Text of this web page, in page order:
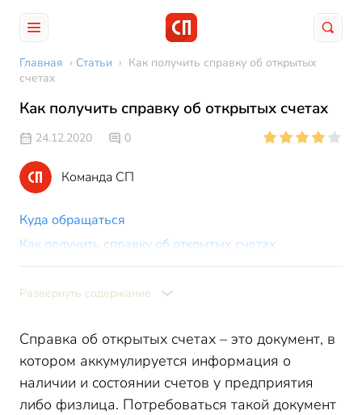
Главная › Статьи › Как получить справку об открытых
счетах
Как получить справку об открытых счетах
24.12.2020 0
Команда СП
Куда обращаться
Как получить справку об открытых счетах
Как заказать справку об открытых счетах в режиме
Развернуть содержание
Справка об открытых счетах – это документ, в
котором аккумулируется информация о
наличии и состоянии счетов у предприятия
либо физлица. Потребоваться такой документ